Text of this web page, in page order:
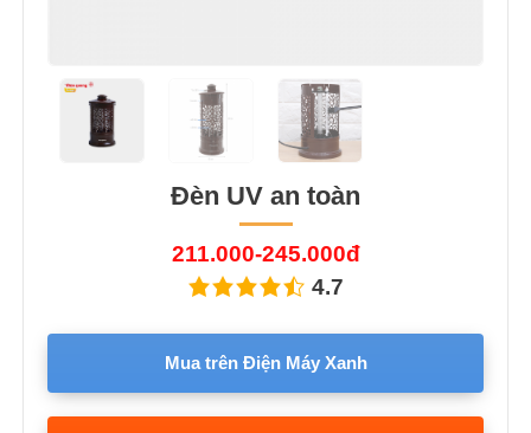
Đèn UV an toàn
211.000-245.000đ
4.7
Mua trên Điện Máy Xanh